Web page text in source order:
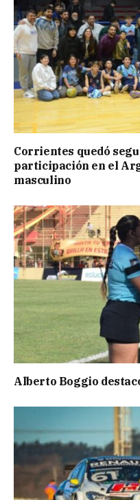
Corrientes quedó
participación en el
masculino
Alberto Boggio